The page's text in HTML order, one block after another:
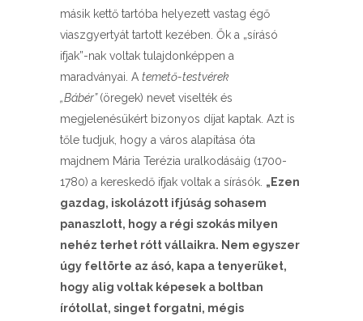
másik kettő tartóba helyezett vastag égő
viaszgyertyát tartott kezében. Ők a „sírásó
ifjak”-nak voltak tulajdonképpen a
maradványai. A temető-testvérek
„Bábér”(öregek) nevet viselték és
megjelenésükért bizonyos díjat kaptak. Azt is
tőle tudjuk, hogy a város alapítása óta
majdnem Mária Terézia uralkodásáig (1700-
1780) a kereskedő ifjak voltak a sírásók. „Ezen
gazdag, iskolázott ifjúság sohasem
panaszlott, hogy a régi szokás milyen
nehéz terhet rótt vállaikra. Nem egyszer
úgy feltörte az ásó, kapa a tenyerüket,
hogy alig voltak képesek a boltban
írótollat, singet forgatni, mégis